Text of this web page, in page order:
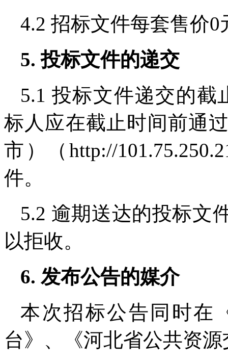
4.2 招标文件每套售价
5. 投标文件的递交
5.1 投标文件递交的截
标人应在截止时间前通
市）（http://
件。
5.2 逾期送达的投标文
以拒收。
6. 发布公告的媒介
本次招标公告同时在
台》、《河北省公共资